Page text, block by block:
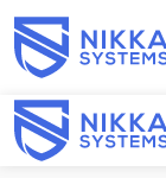
Hoppa
till
innehåll